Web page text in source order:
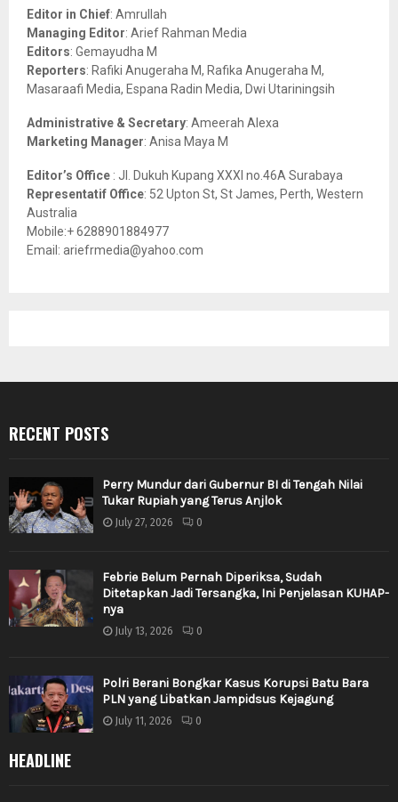
o
r
:
Editor in Chief: Amrullah
Managing Editor: Arief Rahman Media
Editors: Gemayudha M
Reporters: Rafiki Anugeraha M, Rafika Anugeraha M,
Masaraafi Media, Espana Radin Media, Dwi Utariningsih
Administrative & Secretary: Ameerah Alexa
Marketing Manager: Anisa Maya M
Editor’s Office : Jl. Dukuh Kupang XXXI no.46A Surabaya
Representatif Office: 52 Upton St, St James, Perth, Western
Australia
Mobile:+ 6288901884977
Email: ariefrmedia@yahoo.com
RECENT POSTS
Perry Mundur dari Gubernur BI di Tengah Nilai
Tukar Rupiah yang Terus Anjlok
July 27, 2026 0
Febrie Belum Pernah Diperiksa, Sudah
Ditetapkan Jadi Tersangka, Ini Penjelasan KUHAP-
nya
July 13, 2026 0
Polri Berani Bongkar Kasus Korupsi Batu Bara
PLN yang Libatkan Jampidsus Kejagung
July 11, 2026 0
HEADLINE